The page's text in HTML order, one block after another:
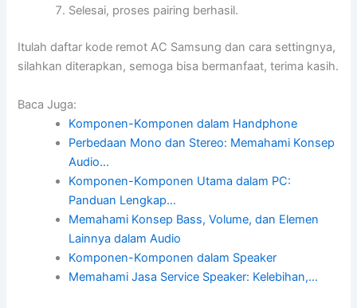
Selesai, proses pairing berhasil.
Itulah daftar kode remot AC Samsung dan cara settingnya,
silahkan diterapkan, semoga bisa bermanfaat, terima kasih.
Baca Juga:
Komponen-Komponen dalam Handphone
Perbedaan Mono dan Stereo: Memahami Konsep
Audio…
Komponen-Komponen Utama dalam PC:
Panduan Lengkap…
Memahami Konsep Bass, Volume, dan Elemen
Lainnya dalam Audio
Komponen-Komponen dalam Speaker
Memahami Jasa Service Speaker: Kelebihan,…